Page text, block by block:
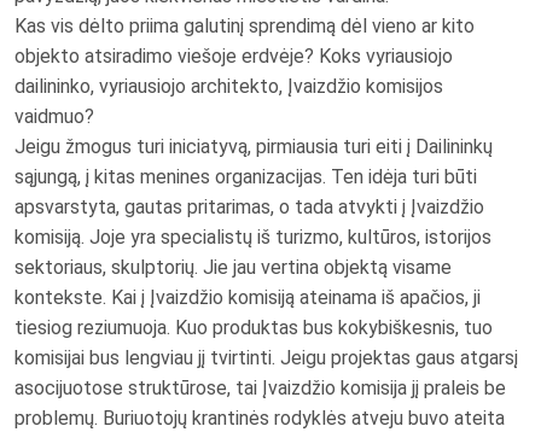
Kas vis dėlto priima galutinį sprendimą dėl vieno ar kito
objekto atsiradimo viešoje erdvėje? Koks vyriausiojo
dailininko, vyriausiojo architekto, Įvaizdžio komisijos
vaidmuo?
Jeigu žmogus turi iniciatyvą, pirmiausia turi eiti į Dailininkų
sąjungą, į kitas menines organizacijas. Ten idėja turi būti
apsvarstyta, gautas pritarimas, o tada atvykti į Įvaizdžio
komisiją. Joje yra specialistų iš turizmo, kultūros, istorijos
sektoriaus, skulptorių. Jie jau vertina objektą visame
kontekste. Kai į Įvaizdžio komisiją ateinama iš apačios, ji
tiesiog reziumuoja. Kuo produktas bus kokybiškesnis, tuo
komisijai bus lengviau jį tvirtinti. Jeigu projektas gaus atgarsį
asocijuotose struktūrose, tai Įvaizdžio komisija jį praleis be
problemų. Buriuotojų krantinės rodyklės atveju buvo ateita